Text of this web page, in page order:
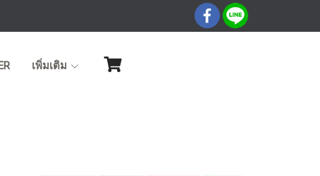
เพิ่มเติม